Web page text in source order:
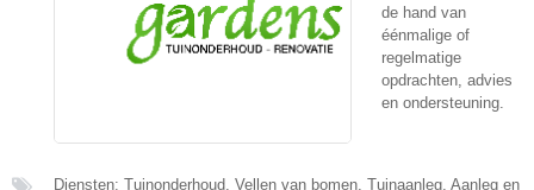
de hand van
éénmalige of
regelmatige
opdrachten, advies
en ondersteuning.
Diensten: Tuinonderhoud, Vellen van bomen, Tuinaanleg, Aanleg en